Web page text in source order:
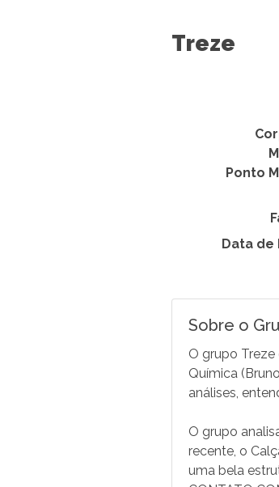
Treze
Ponto
Data de
Sobre o
O grupo
Química
análises,
O grupo
recente, o
uma bela